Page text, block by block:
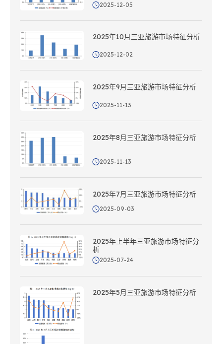
2025-12-05
2025年10月三亚旅游市场特征分析
2025-12-02
2025年9月三亚旅游市场特征分析
2025-11-13
2025年8月三亚旅游市场特征分析
2025-11-13
2025年7月三亚旅游市场特征分析
2025-09-03
2025年上半年三亚旅游市场特征分
析
2025-07-24
2025年5月三亚旅游市场特征分析